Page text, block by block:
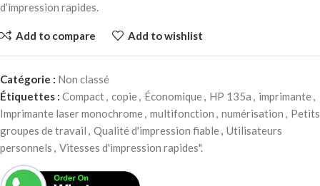
d’impression rapides.
Add to compare Add to wishlist
Catégorie : Non classé
Étiquettes : Compact, copie, Économique, HP 135a , imprimante,
Imprimante laser monochrome, multifonction , numérisation , Petits
groupes de travail , Qualité d'impression fiable, Utilisateurs
personnels , Vitesses d'impression rapides".